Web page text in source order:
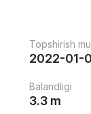
Topshirish
2022-01-
Balandligi
3.3 m